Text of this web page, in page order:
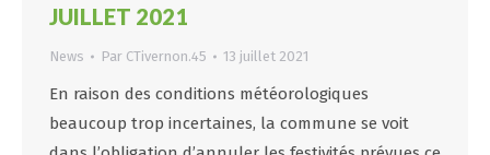
JUILLET 2021
News Par CTivernon.45 13 juillet 2021
En raison des conditions météorologiques
beaucoup trop incertaines, la commune se voit